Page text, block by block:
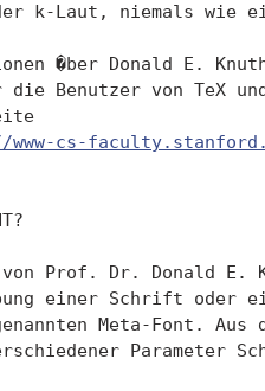
k-Laut, niemals
�ber Donald E.
Benutzer von TeX
cs-
von Prof. Dr. Donald
einer Schrift oder
Meta-Font. Aus
verschiedener